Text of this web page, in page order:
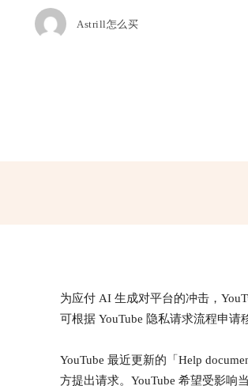
Astrill怎么买
为应付 AI 生成对平台的冲击，
可根据 YouTube 隐私请求流程申请
YouTube 最近更新的「Help
方提出请求。YouTube 希望受影响